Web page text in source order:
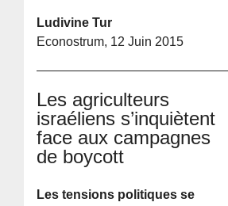
Ludivine Tur
Econostrum, 12 Juin 2015
Les agriculteurs
israéliens s’inquiètent
face aux campagnes
de boycott
Les tensions politiques se